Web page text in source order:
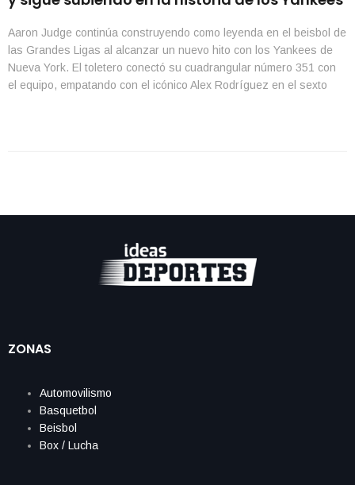
Aaron Judge continúa construyendo como leyenda en el beisbol de
las Grandes Ligas al alcanzar un nuevo hito con los Yankees de
Nueva York. El toletero conectó su cuadrangular número 351 con
el equipo, empatando con el icónico Alex Rodríguez en el sexto
ZONAS
Automovilismo
Basquetbol
Beisbol
Box / Lucha